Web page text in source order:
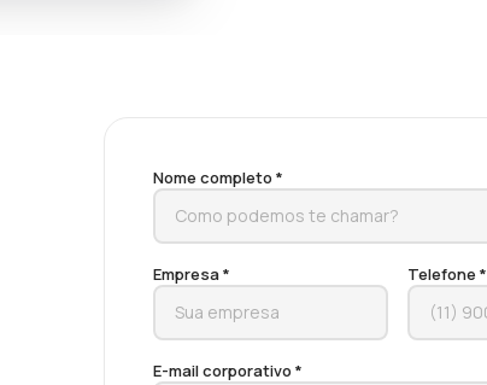
Nome completo *
Empresa * Telefone *
E-mail corporativo *